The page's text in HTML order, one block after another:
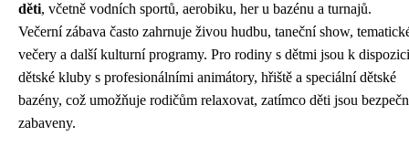
děti, včetně vodních sportů, aerobiku, her u bazénu a turnajů.
Večerní zábava často zahrnuje živou hudbu, taneční show,
večery a další kulturní programy. Pro rodiny s dětmi jsou k dispozici
dětské kluby s profesionálními animátory, hřiště a speciální dětské
bazény, což umožňuje rodičům relaxovat, zatímco děti jsou
zabaveny.